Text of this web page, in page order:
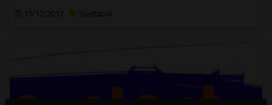
15/12/2012 Spettacoli